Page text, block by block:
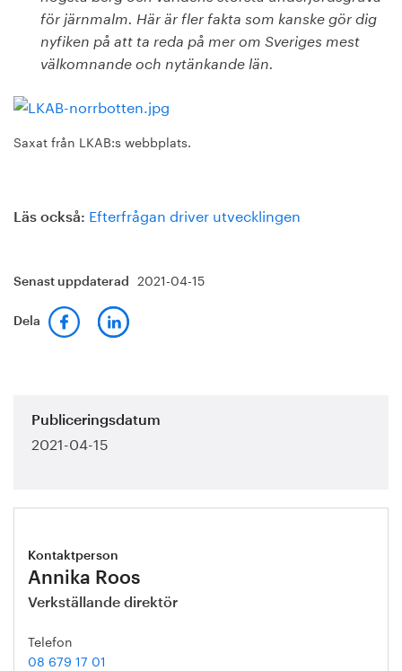
för järnmalm. Här är fler fakta som kanske gör dig
nyfiken på att ta reda på mer om Sveriges mest
välkomnande och nytänkande län.
Saxat från LKAB:s webbplats.
Läs också: Efterfrågan driver utvecklingen
Senast uppdaterad 2021-04-15
Dela
Publiceringsdatum
2021-04-15
Kontaktperson
Annika Roos
Verkställande direktör
Telefon
08 679 17 01